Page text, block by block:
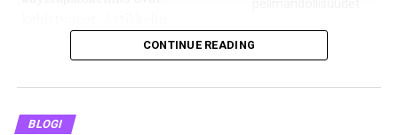
alkua joukkueet testaavat pelaajiaan ja
strategioitaan.
sarakkeessa esitetään
keskeisiä huomioita, jotka
mobiilivedonlyönnin
CONTINUE READING
BLOGI